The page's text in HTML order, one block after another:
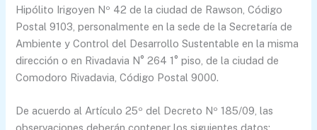
Hipólito Irigoyen Nº 42 de la ciudad de Rawson, Código
Postal 9103, personalmente en la sede de la Secretaría de
Ambiente y Control del Desarrollo Sustentable en la misma
dirección o en Rivadavia N° 264 1° piso, de la ciudad de
Comodoro Rivadavia, Código Postal 9000.
De acuerdo al Artículo 25º del Decreto Nº 185/09, las
observaciones deberán contener los siguientes datos: